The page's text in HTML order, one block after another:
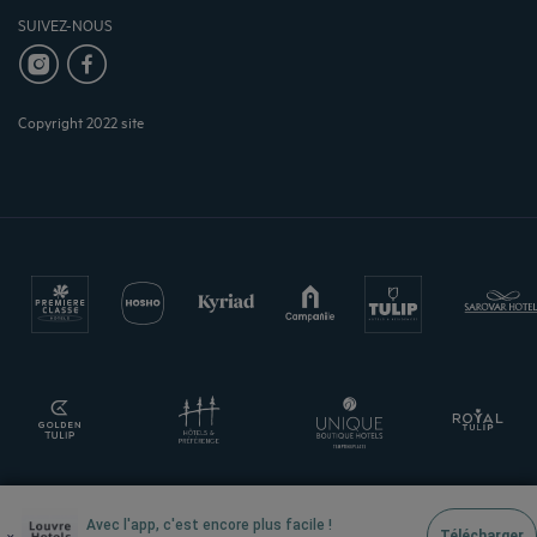
SUIVEZ-NOUS
Copyright 2022 site
Avec l'app, c'est encore plus facile !